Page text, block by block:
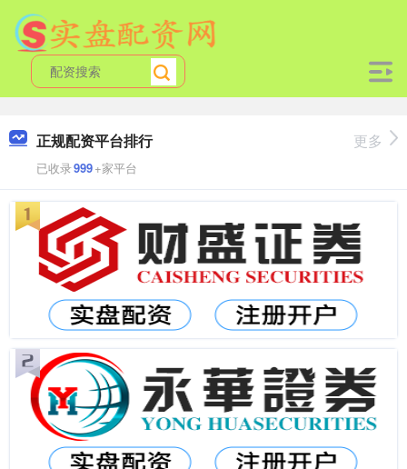
正规配资平台排行
已收录999+家平台
更多